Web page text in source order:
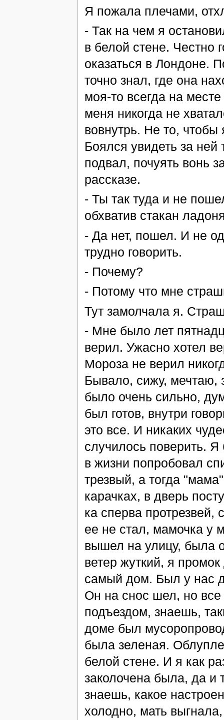
Я пожала плечами,
- Так на чем я
в белой стене. Честно
оказаться в Лондоне.
точно знал, где она
моя-то всегда на
меня никогда не
вовнутрь. Не то, чтобы
Боялся увидеть за
подвал, почуять вонь
рассказе.
- Ты так туда и не
обхватив стакан
- Да нет, пошел. И не
трудно говорить.
- Почему?
- Потому что мне
Тут замолчала я.
- Мне было лет
верил. Ужасно хотел
Мороза не верил
Бывало, сижу, мечтаю,
было очень сильно,
был готов, внутри
это все. И никаких
случилось поверить.
в жизни попробовал
трезвый, а тогда
карачках, в дверь
ка сперва
ее не стал, мамочка у
вышел на улицу, была
ветер жуткий, я
самый дом. Был у нас
Он на снос шел, но все
подъездом, знаешь,
доме был
была зеленая.
белой стене. И я как
заколочена была, да и
знаешь, какое
холодно, мать